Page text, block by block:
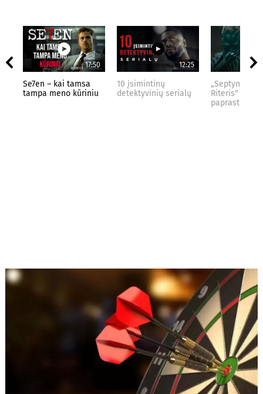
17:50
Se7en – kai tamsa
tampa meno kūriniu
12:25
10 įsimintinų
detektyvinių serialų
„Septynių
Riteris" – kai
paprastumas